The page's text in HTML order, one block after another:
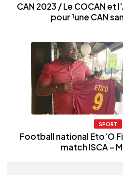
CAN 2023 / Le COCAN et
pour ¹une CAN
SPORT
Football national Eto’O
match ISCA –